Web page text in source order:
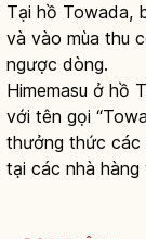
Tại hồ Towada,
và vào mùa thu
ngược dòng.
Himemasu ở hồ
với tên gọi
thưởng thức các
tại các nhà hàng